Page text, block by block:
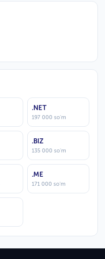
.NET
197 000 so'm
.BIZ
135 000 so'm
.ME
171 000 so'm